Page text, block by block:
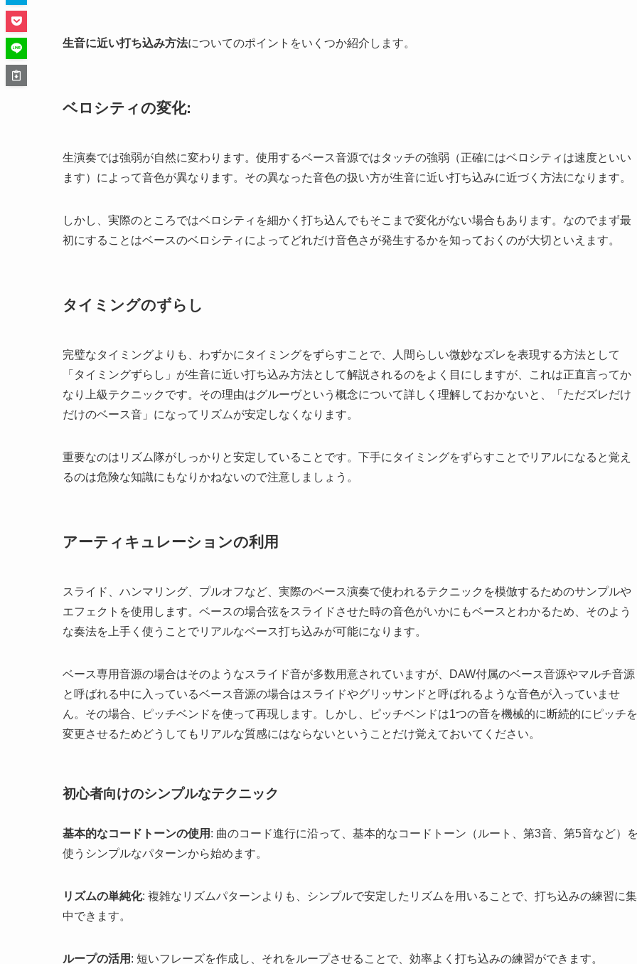
生音に近い打ち込み方法についてのポイントをいくつか紹介します。
ベロシティの変化:
生演奏では強弱が自然に変わります。使用するベース音源ではタッチの強弱（正確にはベロシティは速度といい
ます）によって音色が異なります。その異なった音色の扱い方が生音に近い打ち込みに近づく方法になります。
しかし、実際のところではベロシティを細かく打ち込んでもそこまで変化がない場合もあります。なのでまず最
初にすることはベースのベロシティによってどれだけ音色さが発生するかを知っておくのが大切といえます。
タイミングのずらし
完璧なタイミングよりも、わずかにタイミングをずらすことで、人間らしい微妙なズレを表現する方法として
「タイミングずらし」が生音に近い打ち込み方法として解説されるのをよく目にしますが、これは正直言ってか
なり上級テクニックです。その理由はグルーヴという概念について詳しく理解しておかないと、「ただズレだけ
だけのベース音」になってリズムが安定しなくなります。
重要なのはリズム隊がしっかりと安定していることです。下手にタイミングをずらすことでリアルになると覚え
るのは危険な知識にもなりかねないので注意しましょう。
アーティキュレーションの利用
スライド、ハンマリング、プルオフなど、実際のベース演奏で使われるテクニックを模倣するためのサンプルや
エフェクトを使用します。ベースの場合弦をスライドさせた時の音色がいかにもベースとわかるため、そのよう
な奏法を上手く使うことでリアルなベース打ち込みが可能になります。
ベース専用音源の場合はそのようなスライド音が多数用意されていますが、DAW付属のベース音源やマルチ音源
と呼ばれる中に入っているベース音源の場合はスライドやグリッサンドと呼ばれるような音色が入っていませ
ん。その場合、ピッチベンドを使って再現します。しかし、ピッチベンドは1つの音を機械的に断続的にピッチを
変更させるためどうしてもリアルな質感にはならないということだけ覚えておいてください。
初心者向けのシンプルなテクニック
基本的なコードトーンの使用 : 曲のコード進行に沿って、基本的なコードトーン（ルート、第3音、第5音など）
使うシンプルなパターンから始めます。
リズムの単純化: 複雑なリズムパターンよりも、シンプルで安定したリズムを用いることで、打ち込みの練習に集
中できます。
ループの活用 : 短いフレーズを作成し、それをループさせることで、効率よく打ち込みの練習ができます。